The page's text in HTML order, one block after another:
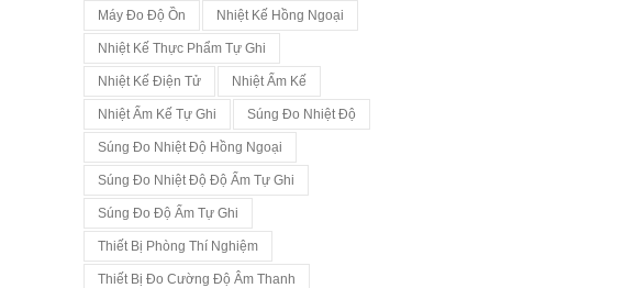
Máy Đo Độ Ồn Nhiệt Kế Hồng Ngoại
Nhiệt Kế Thực Phẩm Tự Ghi
Nhiệt Kế Điện Tử Nhiệt Ẩm Kế
Nhiệt Ẩm Kế Tự Ghi Súng Đo Nhiệt Độ
Súng Đo Nhiệt Độ Hồng Ngoại
Súng Đo Nhiệt Độ Độ Ẩm Tự Ghi
Súng Đo Độ Ẩm Tự Ghi
Thiết Bị Phòng Thí Nghiệm
Thiết Bị Đo Cường Độ Âm Thanh